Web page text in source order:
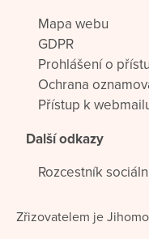
Mapa webu
GDPR
Prohlášení o
Ochrana
Přístup k
Další odkazy
Rozcestník
Zřizovatelem je